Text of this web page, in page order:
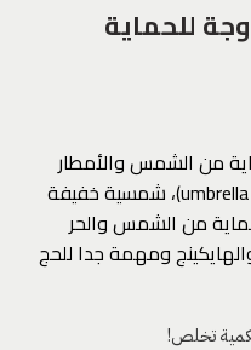
للحماية
من الشمس والأمطار
)، شمسية خفيفة
من الشمس والحر
ومهمة جدا للحج
تخلص!